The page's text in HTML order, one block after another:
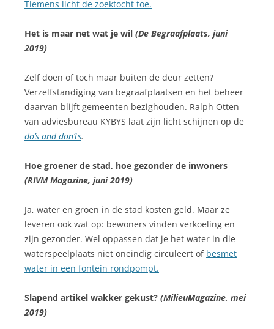
Tiemens licht de zoektocht toe.
Het is maar net wat je wil (De Begraafplaats, juni
2019)
Zelf doen of toch maar buiten de deur zetten?
Verzelfstandiging van begraafplaatsen en het beheer
daarvan blijft gemeenten bezighouden. Ralph Otten
van adviesbureau KYBYS laat zijn licht schijnen op de
do’s and don’ts.
Hoe groener de stad, hoe gezonder de inwoners
(RIVM Magazine, juni 2019)
Ja, water en groen in de stad kosten geld. Maar ze
leveren ook wat op: bewoners vinden verkoeling en
zijn gezonder. Wel oppassen dat je het water in die
waterspeelplaats niet oneindig circuleert of besmet
water in een fontein rondpompt.
Slapend artikel wakker gekust? (MilieuMagazine, mei
2019)